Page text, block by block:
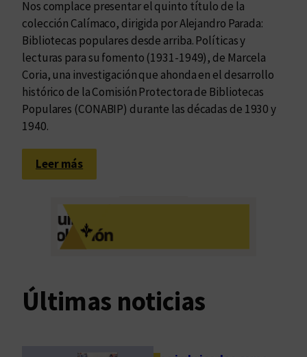
Nos complace presentar el quinto título de la
colección Calímaco, dirigida por Alejandro Parada:
Bibliotecas populares desde arriba. Políticas y
lecturas para su fomento (1931-1949), de Marcela
Coria, una investigación que ahonda en el desarrollo
histórico de la Comisión Protectora de Bibliotecas
Populares (CONABIP) durante las décadas de 1930 y
1940.
Leer más:
B
l
i
e
s
Últimas noticias